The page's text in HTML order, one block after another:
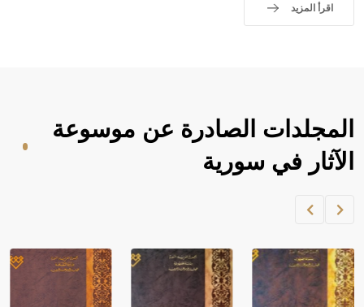
اقرأ المزيد
المجلدات الصادرة عن موسوعة
الآثار في سورية